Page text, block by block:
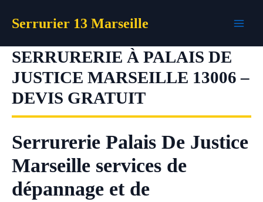
Serrurier 13 Marseille
SERRURERIE À PALAIS DE
JUSTICE MARSEILLE 13006 –
DEVIS GRATUIT
Serrurerie Palais De Justice
Marseille services de
dépannage et de